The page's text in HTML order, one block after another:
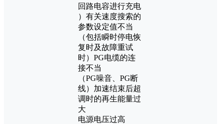
回路电容进行充电
）有关速度搜索的
参数设定值不当
（包括瞬时停电恢
复时及故障重试
时）PG电缆的连
接不当
（PG噪音、PG断
线）加速结束后超
调时的再生能量过
大
电源电压过高